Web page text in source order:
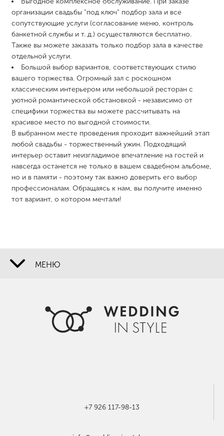
организации свадьбы "под ключ" подбор зала и все
сопутствующие услуги (согласование меню, контроль
банкетной службы и т. д.) осуществляются бесплатно.
Также вы можете заказать только подбор зала в качестве
отдельной услуги.
Большой выбор вариантов, соответствующих стилю
вашего торжества. Огромный зал с роскошном
классическим интерьером или небольшой ресторан с
уютной романтической обстановкой - независимо от
специфики торжества вы можете рассчитывать на
красивое место по выгодной стоимости.
В выбранном месте проведения проходит важнейший этап
любой свадьбы - торжественный ужин. Подходящий
интерьер оставит неизгладимое впечатление на гостей и
навсегда останется не только в вашем свадебном альбоме,
но и в памяти - поэтому так важно доверить его выбор
профессионалам. Обращаясь к нам, вы получите именно
тот вариант, о котором мечтали!
МЕНЮ
НАШИ СВАДЬБЫ
+7 926 117-98-13